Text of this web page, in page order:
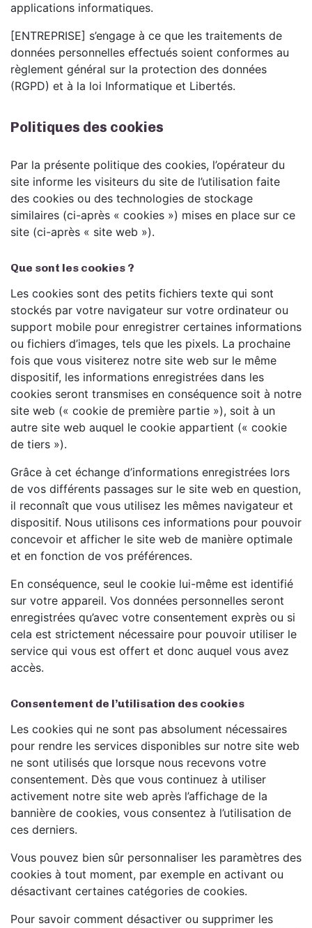
applications informatiques.
[ENTREPRISE] s’engage à ce que les traitements de
données personnelles effectués soient conformes au
règlement général sur la protection des données
(RGPD) et à la loi Informatique et Libertés.
Politiques des cookies
Par la présente politique des cookies, l’opérateur du
site informe les visiteurs du site de l’utilisation faite
des cookies ou des technologies de stockage
similaires (ci-après « cookies ») mises en place sur ce
site (ci-après « site web »).
Que sont les cookies ?
Les cookies sont des petits fichiers texte qui sont
stockés par votre navigateur sur votre ordinateur ou
support mobile pour enregistrer certaines informations
ou fichiers d’images, tels que les pixels. La prochaine
fois que vous visiterez notre site web sur le même
dispositif, les informations enregistrées dans les
cookies seront transmises en conséquence soit à notre
site web (« cookie de première partie »), soit à un
autre site web auquel le cookie appartient (« cookie
de tiers »).
Grâce à cet échange d’informations enregistrées lors
de vos différents passages sur le site web en question,
il reconnaît que vous utilisez les mêmes navigateur et
dispositif. Nous utilisons ces informations pour pouvoir
concevoir et afficher le site web de manière optimale
et en fonction de vos préférences.
En conséquence, seul le cookie lui-même est identifié
sur votre appareil. Vos données personnelles seront
enregistrées qu’avec votre consentement exprès ou si
cela est strictement nécessaire pour pouvoir utiliser le
service qui vous est offert et donc auquel vous avez
accès.
Consentement de l’utilisation des cookies
Les cookies qui ne sont pas absolument nécessaires
pour rendre les services disponibles sur notre site web
ne sont utilisés que lorsque nous recevons votre
consentement. Dès que vous continuez à utiliser
activement notre site web après l’affichage de la
bannière de cookies, vous consentez à l’utilisation de
ces derniers.
Vous pouvez bien sûr personnaliser les paramètres des
cookies à tout moment, par exemple en activant ou
désactivant certaines catégories de cookies.
Pour savoir comment désactiver ou supprimer les